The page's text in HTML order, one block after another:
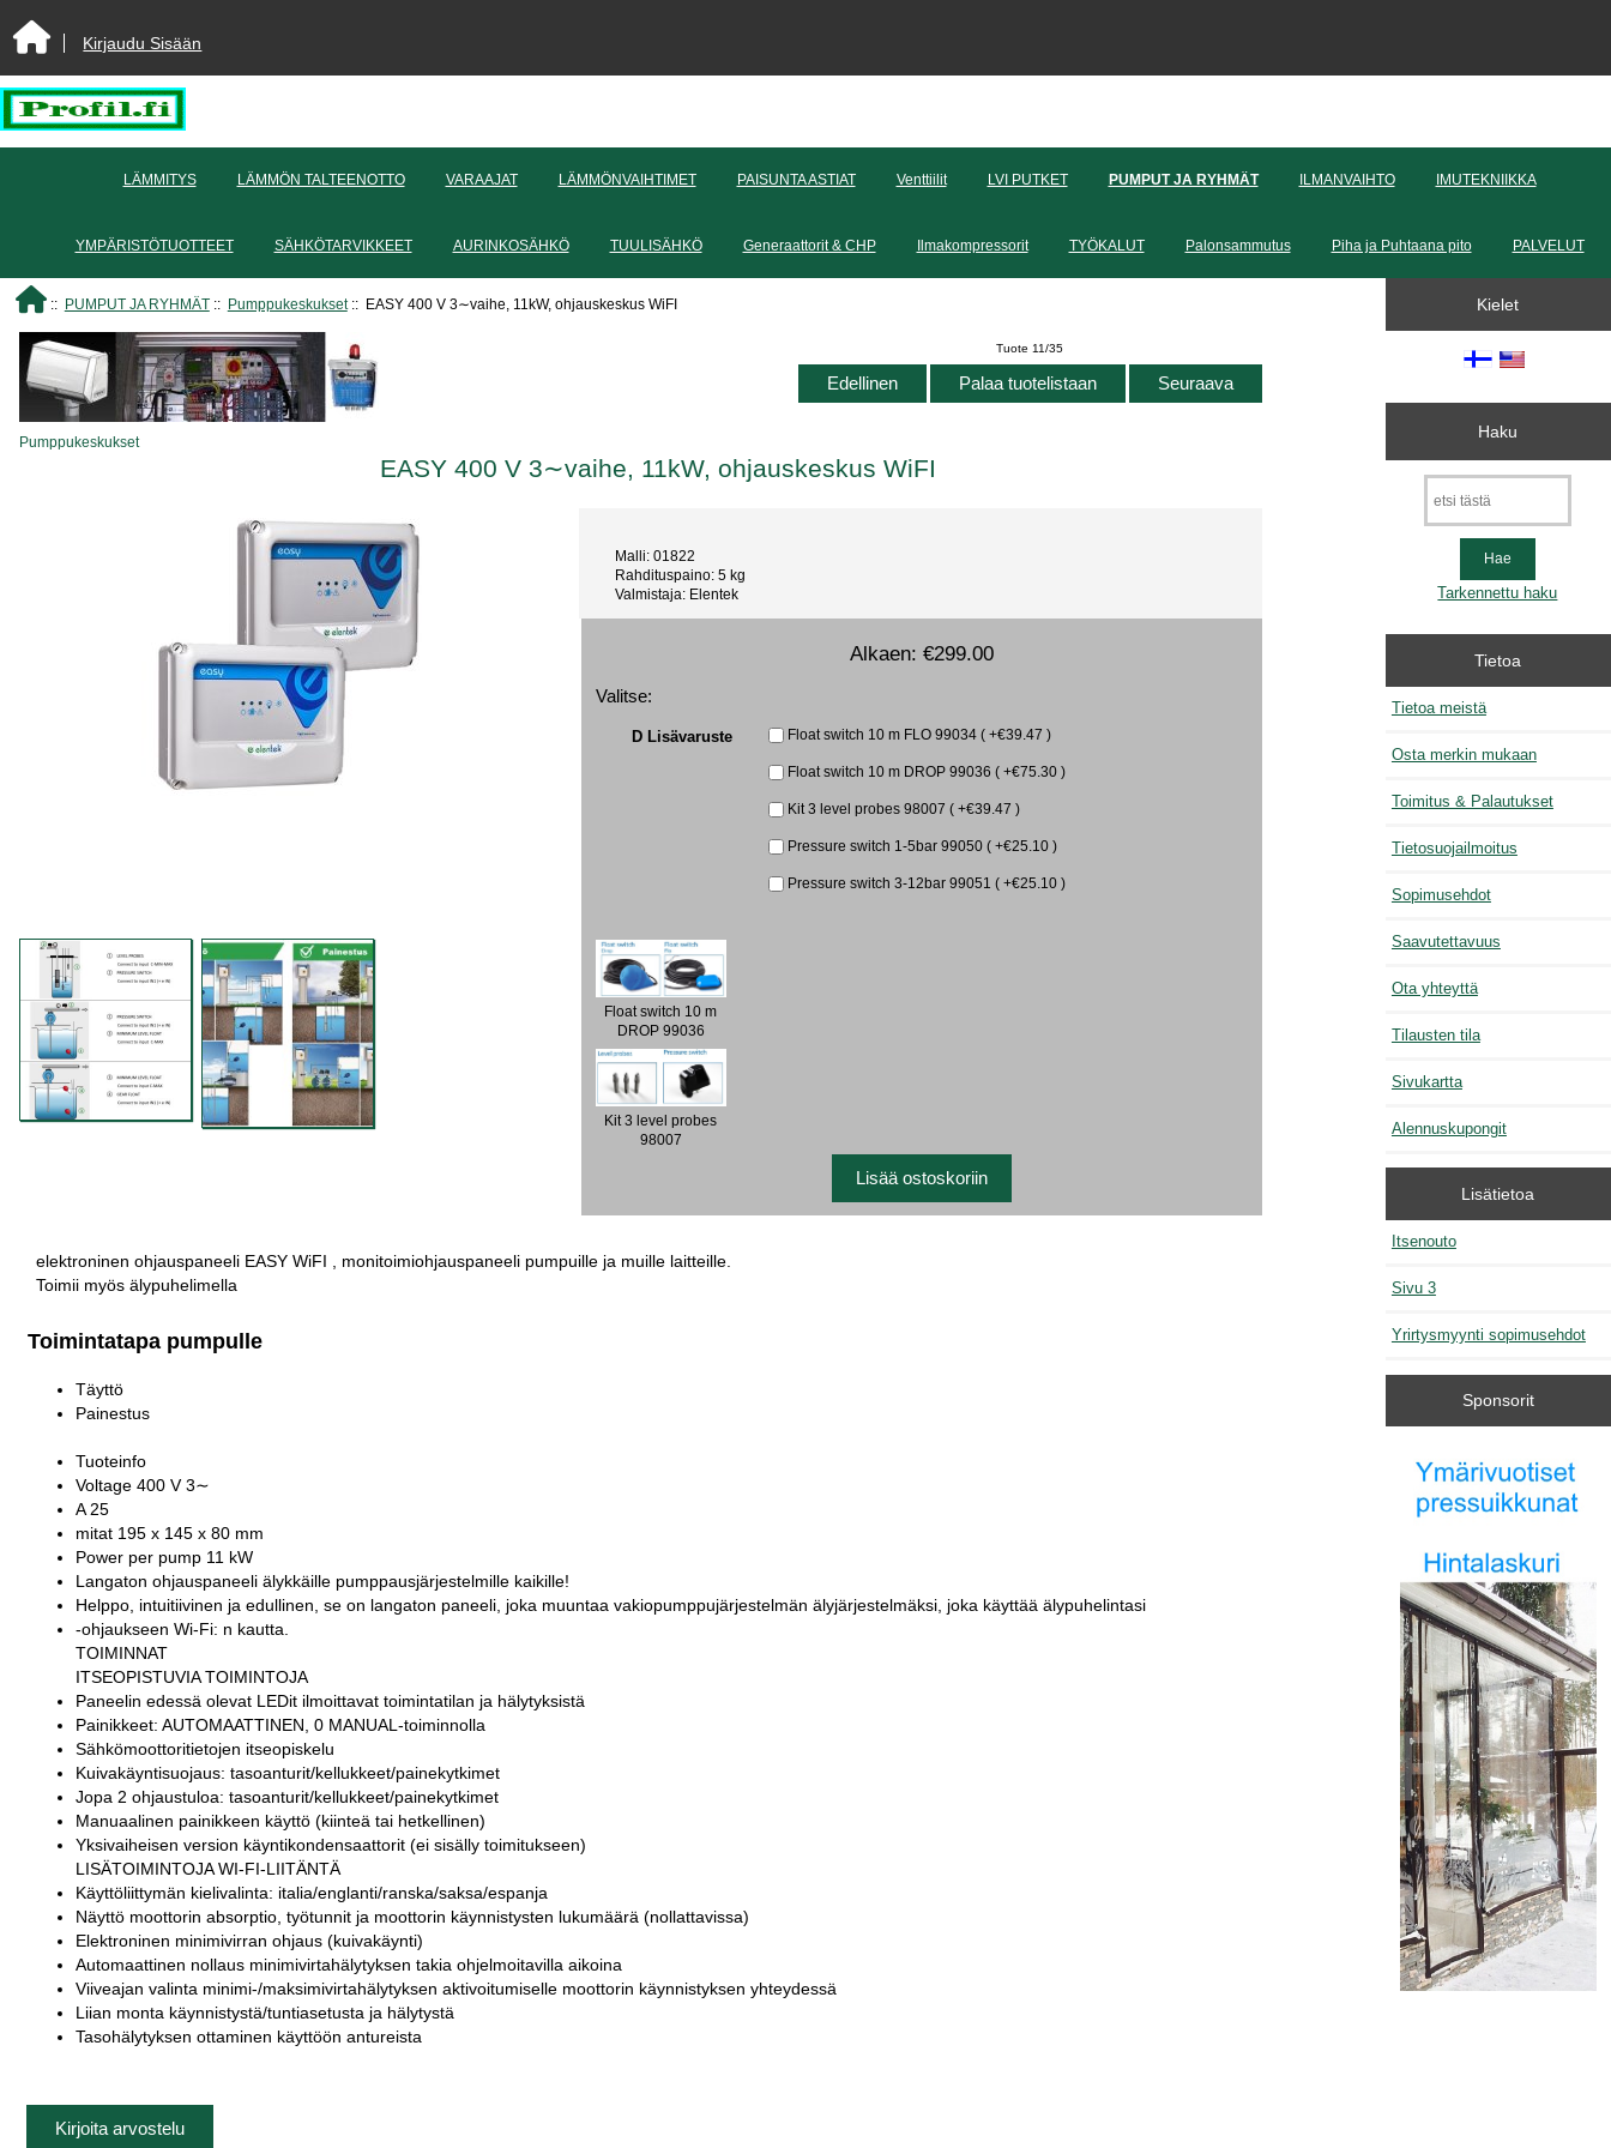
Kirjaudu Sisään
LÄMMITYS LÄMMÖN TALTEENOTTO VARAAJAT LÄMMÖNVAIHTIMET PAISUNTA ASTIAT Venttiilit LVI PUTKET PUMPUT JA RYHMÄT ILMANVAIHTO IMUTEKNIIKKA
YMPÄRISTÖTUOTTEET SÄHKÖTARVIKKEET AURINKOSÄHKÖ TUULISÄHKÖ Generaattorit & CHP Ilmakompressorit TYÖKALUT Palonsammutus Piha ja Puhtaana pito PALVELUT
:: PUMPUT JA RYHMÄT:: Pumppukeskukset:: EASY 400 V 3∼vaihe, 11kW, ohjauskeskus WiFI
Pumppukeskukset
Tuote 11/35
Edellinen Palaa tuotelistaan Seuraava
EASY 400 V 3∼vaihe, 11kW, ohjauskeskus WiFI
Malli: 01822
Rahdituspaino: 5 kg
Valmistaja: Elentek
Alkaen:€299.00
Valitse:
D Lisävaruste Float switch 10 m FLO 99034 ( +€39.47 )
Float switch 10 m DROP 99036 ( +€75.30 )
Kit 3 level probes 98007 ( +€39.47 )
Pressure switch 1-5bar 99050 ( +€25.10 )
Pressure switch 3-12bar 99051 ( +€25.10 )
Float switch 10 m
DROP 99036
Kit 3 level probes
98007
elektroninen ohjauspaneeli EASY WiFI , monitoimiohjauspaneeli pumpuille ja muille laitteille.
Toimii myös älypuhelimella
Toimintatapa pumpulle
Täyttö
Painestus
Tuoteinfo
Voltage 400 V 3∼
A 25
mitat 195 x 145 x 80 mm
Power per pump 11 kW
Langaton ohjauspaneeli älykkäille pumppausjärjestelmille kaikille!
Helppo, intuitiivinen ja edullinen, se on langaton paneeli, joka muuntaa vakiopumppujärjestelmän älyjärjestelmäksi, joka käyttää älypuhelintasi
-ohjaukseen Wi-Fi: n kautta.
TOIMINNAT
ITSEOPISTUVIA TOIMINTOJA
Paneelin edessä olevat LEDit ilmoittavat toimintatilan ja hälytyksistä
Painikkeet: AUTOMAATTINEN, 0 MANUAL-toiminnolla
Sähkömoottoritietojen itseopiskelu
Kuivakäyntisuojaus: tasoanturit/kellukkeet/painekytkimet
Jopa 2 ohjaustuloa: tasoanturit/kellukkeet/painekytkimet
Manuaalinen painikkeen käyttö (kiinteä tai hetkellinen)
Yksivaiheisen version käyntikondensaattorit (ei sisälly toimitukseen)
LISÄTOIMINTOJA WI-FI-LIITÄNTÄ
Käyttöliittymän kielivalinta: italia/englanti/ranska/saksa/espanja
Näyttö moottorin absorptio, työtunnit ja moottorin käynnistysten lukumäärä (nollattavissa)
Elektroninen minimivirran ohjaus (kuivakäynti)
Automaattinen nollaus minimivirtahälytyksen takia ohjelmoitavilla aikoina
Viiveajan valinta minimi-/maksimivirtahälytyksen aktivoitumiselle moottorin käynnistyksen yhteydessä
Liian monta käynnistystä/tuntiasetusta ja hälytystä
Tasohälytyksen ottaminen käyttöön antureista
Kirjoita arvostelu
Kielet
Haku
Tarkennettu haku
Tietoa
Tietoa meistä
Osta merkin mukaan
Toimitus & Palautukset
Tietosuojailmoitus
Sopimusehdot
Saavutettavuus
Ota yhteyttä
Tilausten tila
Sivukartta
Alennuskupongit
Lisätietoa
Itsenouto
Sivu 3
Yrirtysmyynti sopimusehdot
Sponsorit